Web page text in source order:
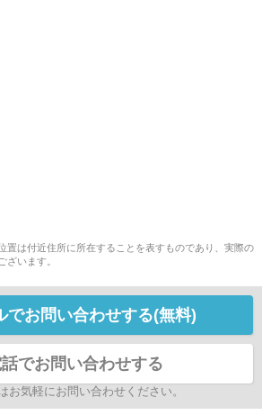
置は付近住所に所在することを表すものであり、実際の
ざいます。
でお問い合わせする(無料)
話でお問い合わせする
お気軽にお問い合わせください。